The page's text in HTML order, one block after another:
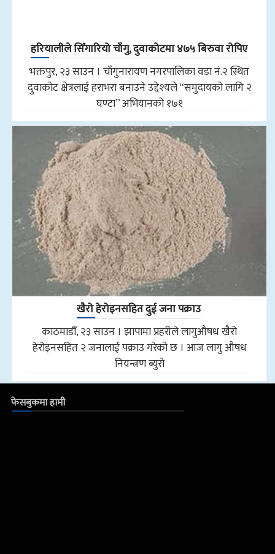
हरियालीले सिँगारियो चाँगु, दुवाकोटमा ४७५ बिरुवा रोपिए
भक्तपुर, २३ साउन । चाँगुनारायण नगरपालिका वडा नं.२ स्थित
दुवाकोट क्षेत्रलाई हराभरा बनाउने उद्देश्यले “समुदायको लागि २
घण्टा” अभियानको १७१
खैरो हेरोइनसहित दुई जना पक्राउ
काठमाडौँ, २३ साउन । झापामा प्रहरीले लागुऔषध खैरो
हेरोइनसहित २ जनालाई पक्राउ गरेको छ । आज लागु औषध
नियन्त्रण ब्युरो
फेसबुकमा हामी